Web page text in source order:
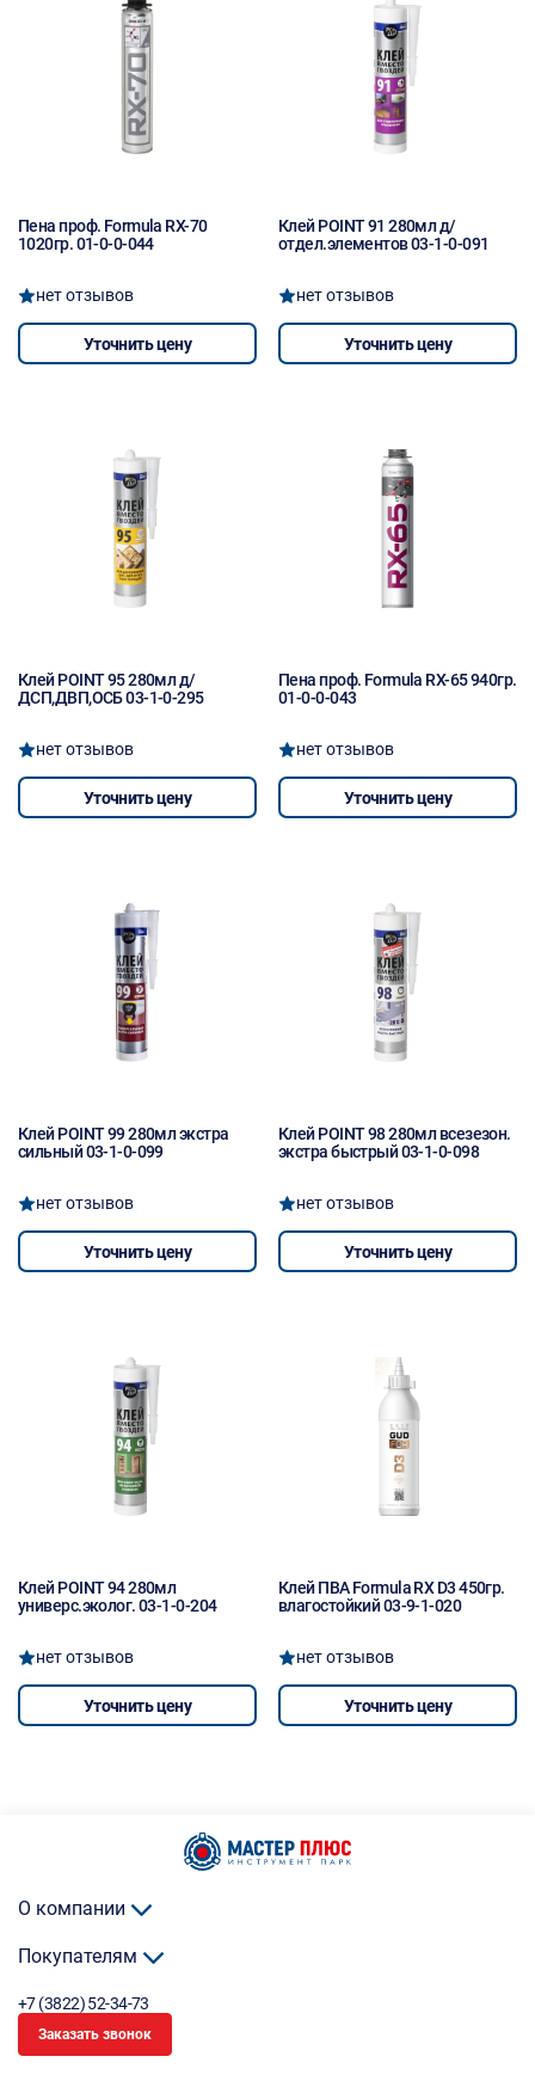
Пена проф. Formula RX-70
1020гр. 01-0-0-044
нет отзывов
Уточнить цену
Клей POINT 91 280мл д/
отдел.элементов 03-1-0-091
нет отзывов
Уточнить цену
Клей POINT 95 280мл д/
ДСП,ДВП,ОСБ 03-1-0-295
нет отзывов
Уточнить цену
Пена проф. Formula RX-65 940гр.
01-0-0-043
нет отзывов
Уточнить цену
Клей POINT 99 280мл экстра
сильный 03-1-0-099
нет отзывов
Уточнить цену
Клей POINT 98 280мл всезезон.
экстра быстрый 03-1-0-098
нет отзывов
Уточнить цену
Клей POINT 94 280мл
универс.эколог. 03-1-0-204
нет отзывов
Уточнить цену
Клей ПВА Formula RX D3 450гр.
влагостойкий 03-9-1-020
нет отзывов
Уточнить цену
О компании
Покупателям
+7 (3822) 52-34-73
Заказать звонок